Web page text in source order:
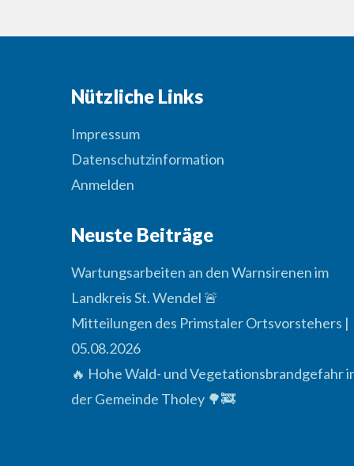
Nützliche Links
Impressum
Datenschutzinformation
Anmelden
Neuste Beiträge
Wartungsarbeiten an den Warnsirenen im
Landkreis St. Wendel 🚨
Mitteilungen des Primstaler Ortsvorstehers |
05.08.2026
🔥 Hohe Wald- und Vegetationsbrandgefahr
der Gemeinde Tholey 🌳🚒